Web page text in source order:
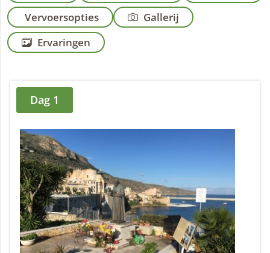
Vervoersopties
Gallerij
Ervaringen
Dag 1